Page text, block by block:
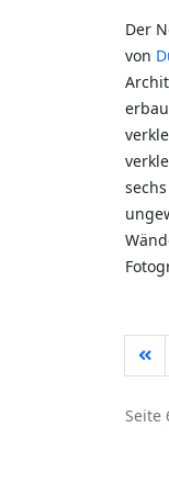
Der
von
Seite